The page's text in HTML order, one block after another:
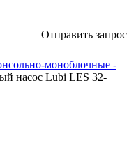
Отправить запрос
моноблочные -
насос Lubi LES 32-